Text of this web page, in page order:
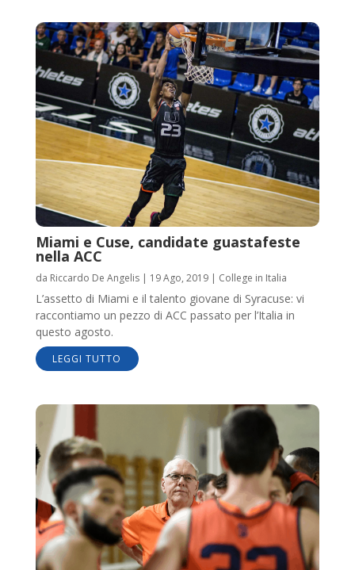
Miami e Cuse, candidate guastafeste
nella ACC
da Riccardo De Angelis| 19 Ago, 2019| College in Italia
L’assetto di Miami e il talento giovane di Syracuse: vi
raccontiamo un pezzo di ACC passato per l’Italia in
questo agosto.
LEGGI TUTTO